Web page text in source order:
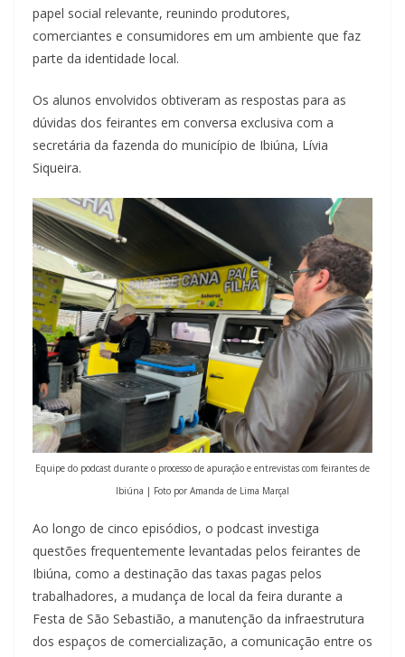
papel social relevante, reunindo produtores,
comerciantes e consumidores em um ambiente que faz
parte da identidade local.
Os alunos envolvidos obtiveram as respostas para as
dúvidas dos feirantes em conversa exclusiva com a
secretária da fazenda do município de Ibiúna, Lívia
Siqueira.
Equipe do podcast durante o processo de apuração e entrevistas com feirantes de
Ibiúna | Foto por Amanda de Lima Marçal
Ao longo de cinco episódios, o podcast investiga
questões frequentemente levantadas pelos feirantes de
Ibiúna, como a destinação das taxas pagas pelos
trabalhadores, a mudança de local da feira durante a
Festa de São Sebastião, a manutenção da infraestrutura
dos espaços de comercialização, a comunicação entre os